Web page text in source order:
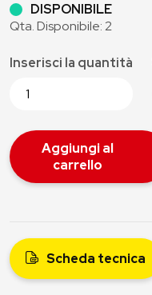
DISPONIBILE
Qta. Disponibile: 2
Inserisci la quantità
Aggiungi al
carrello
Scheda tecnica